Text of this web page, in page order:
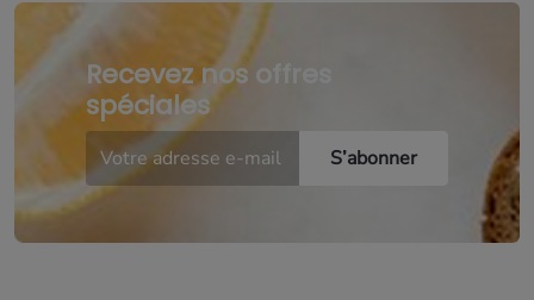
Recevez nos offres
spéciales